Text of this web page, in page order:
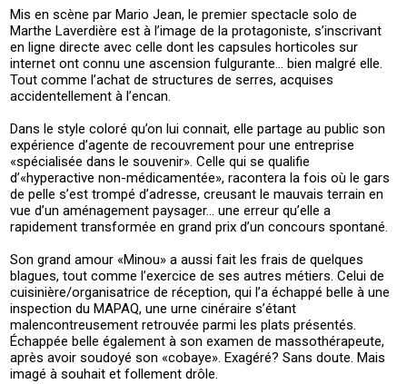
Mis en scène par Mario Jean, le premier spectacle solo de
Marthe Laverdière est à l’image de la protagoniste, s’inscrivant
en ligne directe avec celle dont les capsules horticoles sur
internet ont connu une ascension fulgurante… bien malgré elle.
Tout comme l’achat de structures de serres, acquises
accidentellement à l’encan.
Dans le style coloré qu’on lui connait, elle partage au public son
expérience d’agente de recouvrement pour une entreprise
«spécialisée dans le souvenir». Celle qui se qualifie
d’«hyperactive non-médicamentée», racontera la fois où le gars
de pelle s’est trompé d’adresse, creusant le mauvais terrain en
vue d’un aménagement paysager… une erreur qu’elle a
rapidement transformée en grand prix d’un concours spontané.
Son grand amour «Minou» a aussi fait les frais de quelques
blagues, tout comme l’exercice de ses autres métiers. Celui de
cuisinière/organisatrice de réception, qui l’a échappé belle à une
inspection du MAPAQ, une urne cinéraire s’étant
malencontreusement retrouvée parmi les plats présentés.
Échappée belle également à son examen de massothérapeute,
après avoir soudoyé son «cobaye». Exagéré? Sans doute. Mais
imagé à souhait et follement drôle.